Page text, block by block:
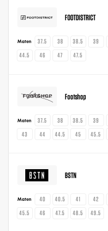
FOOTDISTRICT
Maten 37.5 38 38.5 39
44.5
46 47 47.5
Footshop
Maten 37.5 38 38.5 39
43
44 44.5 45 45.5
BSTN
Maten 40 40.5 41 42
45.5
46 47.5 48.5 49.5